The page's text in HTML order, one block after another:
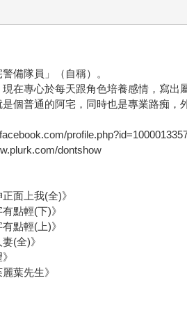
警備隊員」（自稱）。
在專心於每天跟角色培養感情，寫出
是個普通的阿宅，同時也是專業路痴，
dontshow
正面上我(全)》
有點輕(下)》
有點輕(上)》
(全)》
葉先生》